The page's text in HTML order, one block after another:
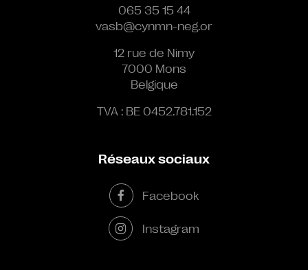
065 35 15 44
vasb@cynmn-neg.or
12 rue de Nimy
7000 Mons
Belgique
TVA : BE 0452.781.152
Réseaux sociaux
Facebook
Instagram